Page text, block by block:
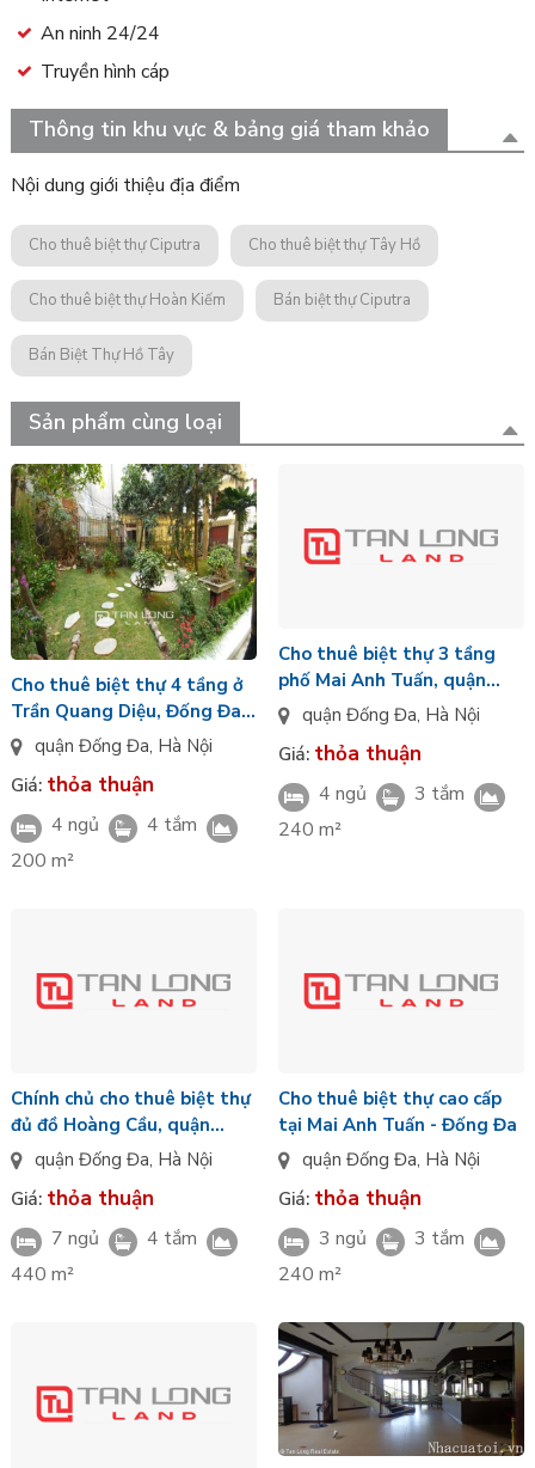
An ninh 24/24
Truyền hình cáp
Thông tin khu vực & bảng giá tham khảo
Nội dung giới thiệu địa điểm
Cho thuê biệt thự Ciputra Cho thuê biệt thự Tây Hồ
Cho thuê biệt thự Hoàn Kiếm Bán biệt thự Ciputra
Bán Biệt Thự Hồ Tây
Sản phẩm cùng loại
Cho thuê biệt thự 4 tầng ở
Trần Quang Diệu, Đống Đa,
Hà Nội diện tích 200m2
quận Đống Đa, Hà Nội
Giá: thỏa thuận
4 ngủ
4 tắm
200 m²
Cho thuê biệt thự 3 tầng
phố Mai Anh Tuấn, quận
Đống Đa
quận Đống Đa, Hà Nội
Giá: thỏa thuận
4 ngủ
3 tắm
240 m²
Chính chủ cho thuê biệt thự
đủ đồ Hoàng Cầu, quận
Đống Đa
quận Đống Đa, Hà Nội
Giá: thỏa thuận
7 ngủ
4 tắm
440 m²
Cho thuê biệt thự cao cấp
tại Mai Anh Tuấn - Đống Đa
quận Đống Đa, Hà Nội
Giá: thỏa thuận
3 ngủ
3 tắm
240 m²